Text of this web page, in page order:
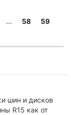
... 58
59
шин и дисков
R15 как от